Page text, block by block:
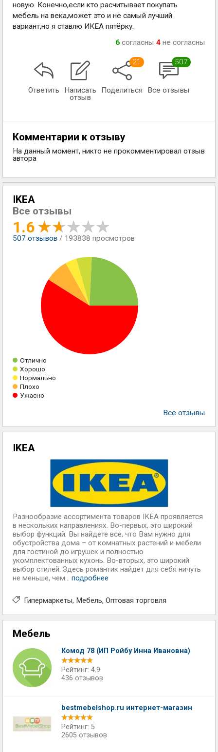
новую. Конечно,если кто расчитывает покупать
мебель на века,может это и не самый лучший
вариант,но я ставлю ИКЕА пятёрку.
6 согласны 4 не согласны
Ответить
Написать
отзыв
21
Поделиться
507
Все отзывы
Комментарии к отзыву
На данный момент, никто не прокомментировал отзыв
автора
IKEA
Все отзывы
1.6
507 отзывов / 193838 просмотров
Отлично
Хорошо
Нормально
Плохо
Ужасно
Все отзывы
IKEA
Разнообразие ассортимента товаров IKEA проявляется
в нескольких направлениях. Во-первых, это широкий
выбор функций: Вы найдете все, что Вам нужно для
обустройства дома – от комнатных растений и мебели
для гостиной до игрушек и полностью
укомплектованных кухонь. Во-вторых, это широкий
выбор стилей. Здесь романтик найдет для себя ничуть
не меньше, чем... подробнее
Гипермаркеты Мебель Оптовая торговля
Мебель
Комод 78 (ИП Ройбу Инна Ивановна)
Рейтинг: 4.9
436 отзывов
bestmebelshop.ru интернет-магазин
Рейтинг: 5
2605 отзывов